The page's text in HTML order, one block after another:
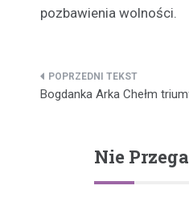
pozbawienia wolności.
Nawigacja
Bogdanka Arka Chełm
Nie